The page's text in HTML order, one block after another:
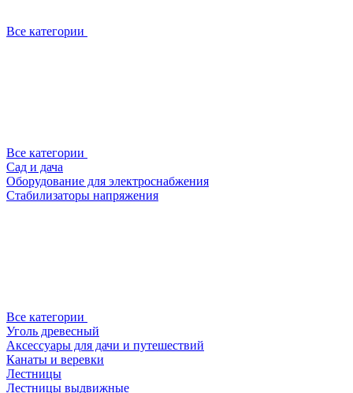
Все категории
Все категории
Сад и дача
Оборудование для электроснабжения
Стабилизаторы напряжения
Все категории
Уголь древесный
Аксессуары для дачи и путешествий
Канаты и веревки
Лестницы
Лестницы выдвижные